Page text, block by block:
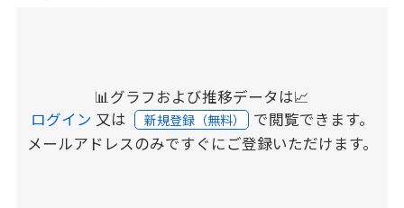
📊グラフおよび推移データは📈
ログイン 又は 新規登録（無料） で閲覧できます。
メールアドレスのみですぐにご登録いただけます。